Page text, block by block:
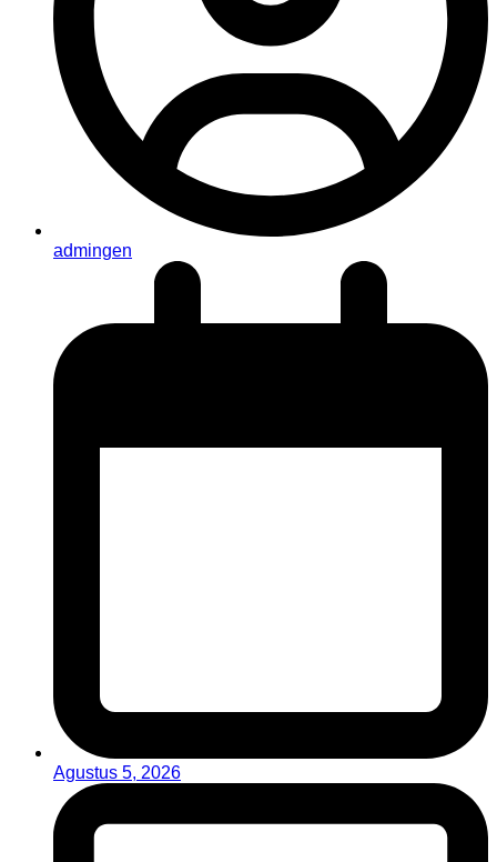
admingen
Agustus 5, 2026